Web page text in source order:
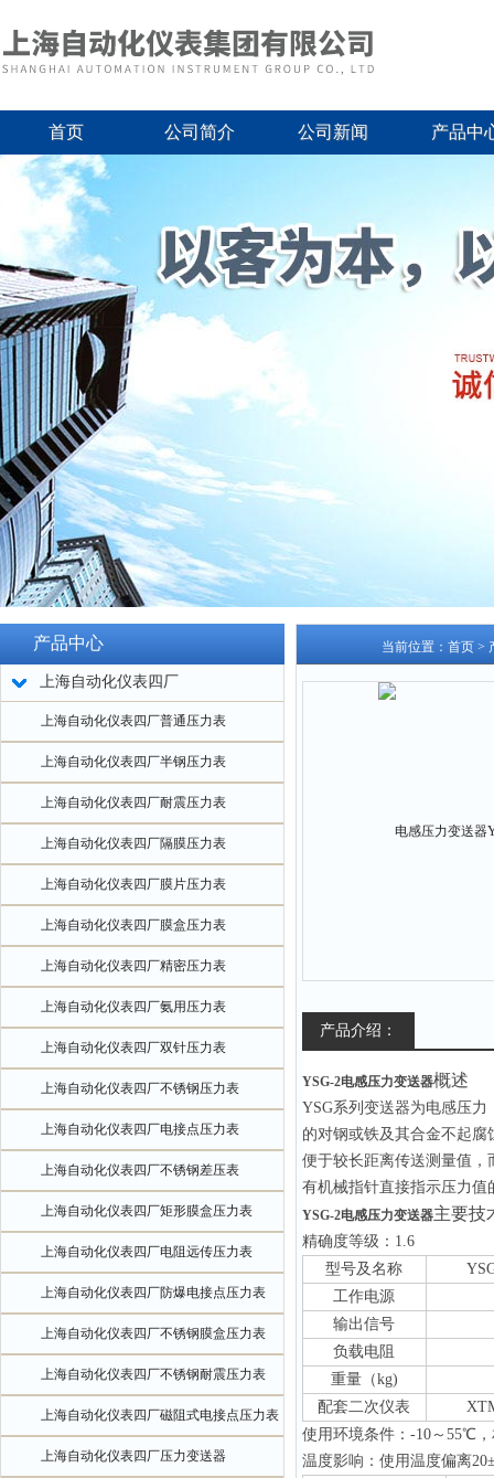
首页 公司简介 公司新闻 产品中
产品中心
上海自动化仪表四厂
上海自动化仪表四厂普通压力表
上海自动化仪表四厂半钢压力表
上海自动化仪表四厂耐震压力表
上海自动化仪表四厂隔膜压力表
上海自动化仪表四厂膜片压力表
上海自动化仪表四厂膜盒压力表
上海自动化仪表四厂精密压力表
上海自动化仪表四厂氨用压力表
上海自动化仪表四厂双针压力表
上海自动化仪表四厂不锈钢压力表
上海自动化仪表四厂电接点压力表
上海自动化仪表四厂不锈钢差压表
上海自动化仪表四厂矩形膜盒压力表
上海自动化仪表四厂电阻远传压力表
上海自动化仪表四厂防爆电接点压力表
上海自动化仪表四厂不锈钢膜盒压力表
上海自动化仪表四厂不锈钢耐震压力表
上海自动化仪表四厂磁阻式电接点压力表
上海自动化仪表四厂压力变送器
当前位置： 首页 >
产品介绍：
YSG-2电感压力变送器概述
YSG系列变送器为电感压
的对钢或铁及其合金不起
便于较长距离传送测量值，
有机械指针直接指示压力
YSG-2电感压力变送器主要技
精确度等级：1.6
型号及名称
工作电源
输出信号
负载电阻
重量（kg)
配套二次仪表
使用环境条件：-10～55℃
温度影响：使用温度偏离